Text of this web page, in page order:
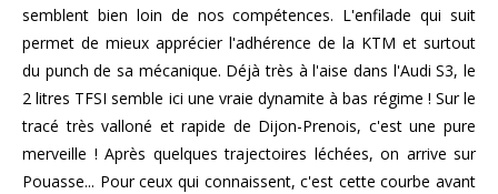
semblent bien loin de nos compétences. L'enfilade qui suit
permet de mieux apprécier l'adhérence de la KTM et surtout
du punch de sa mécanique. Déjà très à l'aise dans l'Audi S3, le
2 litres TFSI semble ici une vraie dynamite à bas régime ! Sur le
tracé très valloné et rapide de Dijon-Prenois, c'est une pure
merveille ! Après quelques trajectoires léchées, on arrive sur
Pouasse... Pour ceux qui connaissent, c'est cette courbe avant